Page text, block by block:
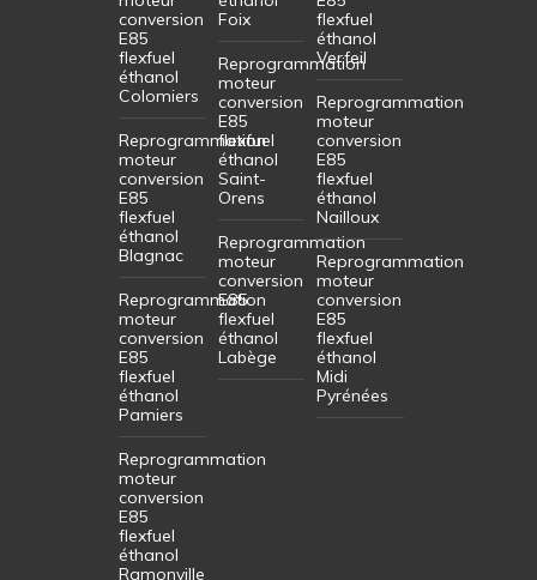
conversion
E85
flexfuel
éthanol
Colomiers
Reprogrammation
moteur
conversion
E85
flexfuel
éthanol
Blagnac
Reprogrammation
moteur
conversion
E85
flexfuel
éthanol
Pamiers
Reprogrammation
moteur
conversion
E85
flexfuel
éthanol
Ramonville
Foix
Reprogrammation
moteur
conversion
E85
flexfuel
éthanol
Saint-
Orens
Reprogrammation
moteur
conversion
E85
flexfuel
éthanol
Labège
flexfuel
éthanol
Verfeil
Reprogrammation
moteur
conversion
E85
flexfuel
éthanol
Nailloux
Reprogrammation
moteur
conversion
E85
flexfuel
éthanol
Midi
Pyrénées